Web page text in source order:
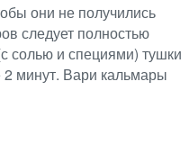
они не получились
следует полностью
солью и специями) тушки
минут. Вари кальмары